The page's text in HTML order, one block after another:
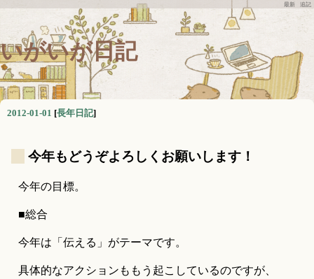
最新 追記
いがいが日記
2012-01-01 [長年日記]
今年もどうぞよろしくお願いします！
今年の目標。
■総合
今年は「伝える」がテーマです。
具体的なアクションももう起こしているのですが、